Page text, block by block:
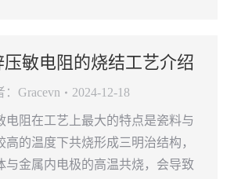
压敏电阻的烧结工艺介绍
Gracevn 2024-12-18
电阻在工艺上最大的特点是瓷料与
高的温度下共烧形成三明治结构，
与金属内电极的高温共烧，会导致